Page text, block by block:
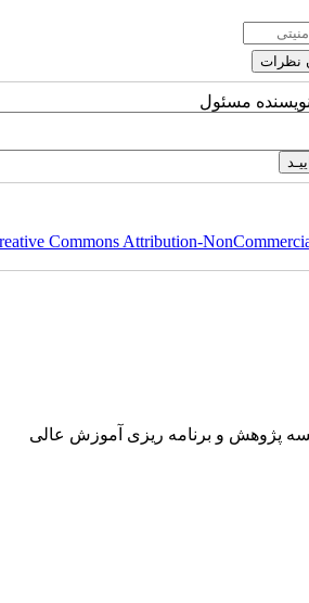
نویسنده مسئول
Commons Attribution-